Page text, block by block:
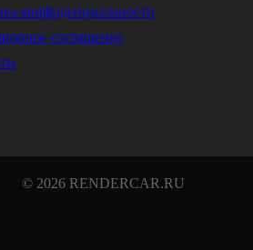
конфиденциальности
соглашение
© 2026 RENDERCAR.RU